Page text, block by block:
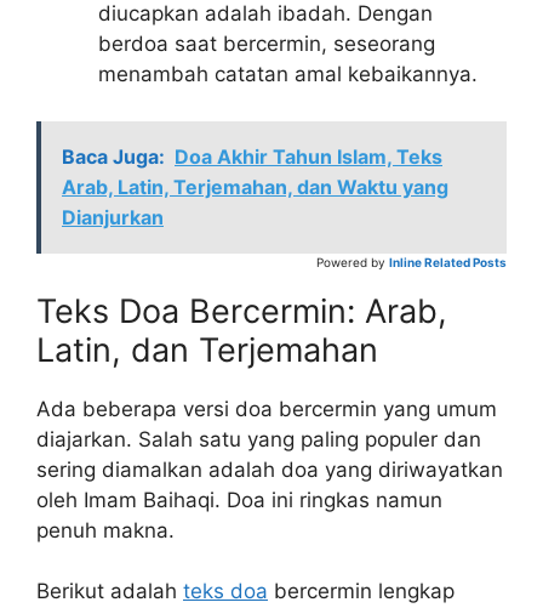
diucapkan adalah ibadah. Dengan
berdoa saat bercermin, seseorang
menambah catatan amal kebaikannya.
Baca Juga: Doa Akhir Tahun Islam, Teks
Arab, Latin, Terjemahan, dan Waktu yang
Dianjurkan
Powered by Inline Related Posts
Teks Doa Bercermin: Arab,
Latin, dan Terjemahan
Ada beberapa versi doa bercermin yang umum
diajarkan. Salah satu yang paling populer dan
sering diamalkan adalah doa yang diriwayatkan
oleh Imam Baihaqi. Doa ini ringkas namun
penuh makna.
Berikut adalah teks doa bercermin lengkap